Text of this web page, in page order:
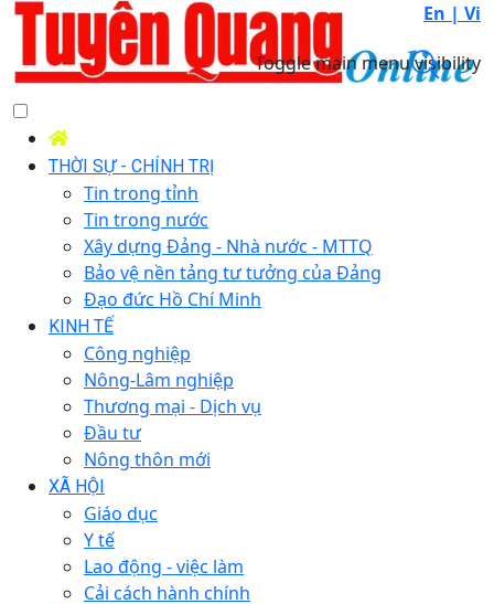
En | Vi
Toggle main menu visibility
THỜI SỰ - CHÍNH TRỊ
Tin trong tỉnh
Tin trong nước
Xây dựng Đảng - Nhà nước - MTTQ
Bảo vệ nền tảng tư tưởng của Đảng
Đạo đức Hồ Chí Minh
KINH TẾ
Công nghiệp
Nông-Lâm nghiệp
Thương mại - Dịch vụ
Đầu tư
Nông thôn mới
XÃ HỘI
Giáo dục
Y tế
Lao động - việc làm
Cải cách hành chính